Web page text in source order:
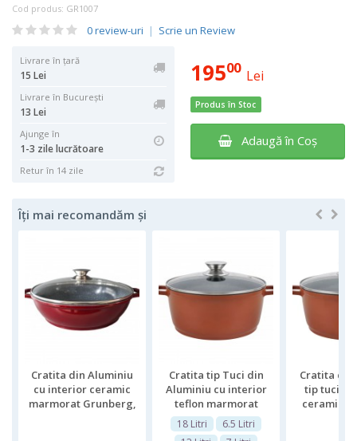
Cod produs: GR1007
0 review-uri | Scrie un Review
Livrare în țară
15 Lei
Livrare în București
13 Lei
Ajunge în
1-3 zile lucrătoare
Retur în 14 zile
19500 Lei
Produs în Stoc
Adaugă în Coş
Îți mai recomandăm și
Cratita din Aluminiu
cu interior ceramic
marmorat Grunberg,
Cratita tip Tuci din
Aluminiu cu interior
teflon marmorat
Grunberg, 18 Litri, 40
cm, Capac sticla
18 Litri
6.5 Litri
Cratita din
tip tuci
ceramic,